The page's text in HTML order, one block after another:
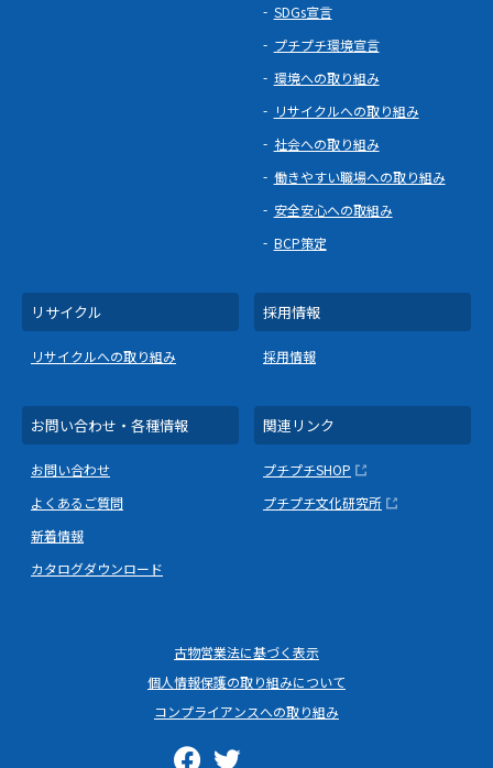
SDGs宣言
プチプチ環境宣言
環境への取り組み
リサイクルへの取り組み
社会への取り組み
働きやすい職場への取り組み
安全安心への取組み
BCP策定
リサイクル
リサイクルへの取り組み
採用情報
採用情報
お問い合わせ・各種情報
お問い合わせ
よくあるご質問
新着情報
カタログダウンロード
関連リンク
プチプチSHOP
プチプチ文化研究所
古物営業法に基づく表示
個人情報保護の取り組みについて
コンプライアンスへの取り組み